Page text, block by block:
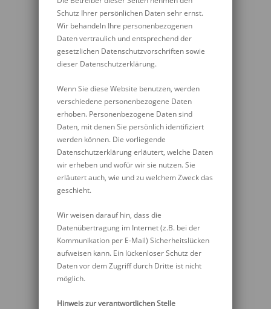
Schutz Ihrer persönlichen Daten sehr ernst.
Wir behandeln Ihre personenbezogenen
Daten vertraulich und entsprechend der
gesetzlichen Datenschutzvorschriften sowie
dieser Datenschutzerklärung.
Wenn Sie diese Website benutzen, werden
verschiedene personenbezogene Daten
erhoben. Personenbezogene Daten sind
Daten, mit denen Sie persönlich identifiziert
werden können. Die vorliegende
Datenschutzerklärung erläutert, welche Daten
wir erheben und wofür wir sie nutzen. Sie
erläutert auch, wie und zu welchem Zweck das
geschieht.
Wir weisen darauf hin, dass die
Datenübertragung im Internet (z.B. bei der
Kommunikation per E-Mail) Sicherheitslücken
aufweisen kann. Ein lückenloser Schutz der
Daten vor dem Zugriff durch Dritte ist nicht
möglich.
Hinweis zur verantwortlichen Stelle